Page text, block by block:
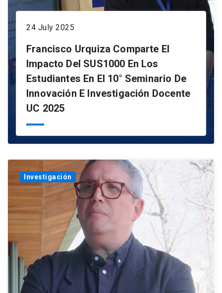
24 July 2025
Francisco Urquiza Comparte El
Impacto Del SUS1000 En Los
Estudiantes En El 10° Seminario De
Innovación E Investigación Docente
UC 2025
Investigación